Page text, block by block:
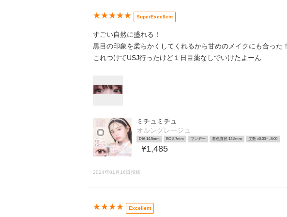
★★★★★ SuperExcellent
すごい自然に盛れる！
黒目の印象を柔らかくしてくれるから甘めのメイクにも合った！
これつけてUSJ行ったけど１日目薬なしでいけたよーん
ミチュミチュ
オルングレージュ
DIA 14.5mm BC 8.7mm ワンデー 着色直径 13.8mm 度数 ±0.00~ -8.00
¥1,485
2024年01月16日投稿
★★★★ Excellent